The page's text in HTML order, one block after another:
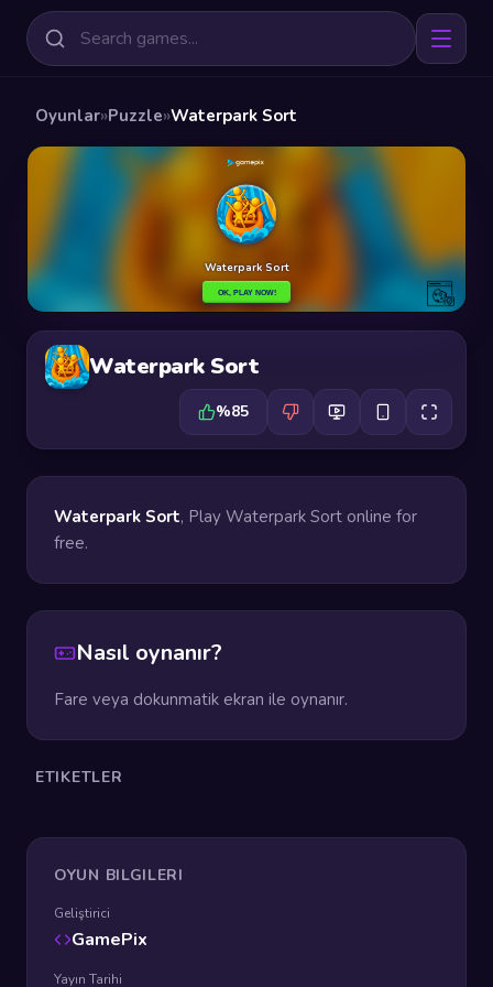
Oyunlar»Puzzle»Waterpark Sort
Waterpark Sort
%85
Waterpark Sort, Play Waterpark Sort online for
free.
Nasıl oynanır?
Fare veya dokunmatik ekran ile oynanır.
ETIKETLER
OYUN BILGILERI
Geliştirici
GamePix
Yayın Tarihi